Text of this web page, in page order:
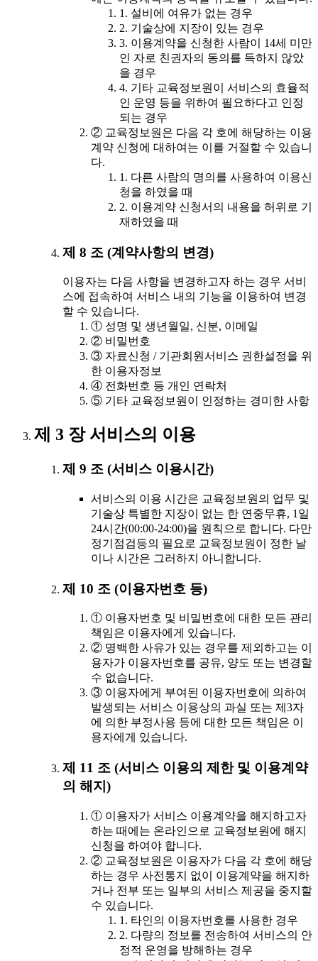
1. 설비에 여유가 없는 경우
2. 기술상에 지장이 있는 경우
3. 이용계약을 신청한 사람이 14세 미만
인 자로 친권자의 동의를 득하지 않았
을 경우
4. 기타 교육정보원이 서비스의 효율적
인 운영 등을 위하여 필요하다고 인정
되는 경우
② 교육정보원은 다음 각 호에 해당하는 이용
계약 신청에 대하여는 이를 거절할 수 있습니
다.
1. 다른 사람의 명의를 사용하여 이용신
청을 하였을 때
2. 이용계약 신청서의 내용을 허위로 기
재하였을 때
제 8 조 (계약사항의 변경)
이용자는 다음 사항을 변경하고자 하는 경우 서비
스에 접속하여 서비스 내의 기능을 이용하여 변경
할 수 있습니다.
① 성명 및 생년월일, 신분, 이메일
② 비밀번호
③ 자료신청 / 기관회원서비스 권한설정을 위
한 이용자정보
④ 전화번호 등 개인 연락처
⑤ 기타 교육정보원이 인정하는 경미한 사항
제 3 장 서비스의 이용
제 9 조 (서비스 이용시간)
서비스의 이용 시간은 교육정보원의 업무 및
기술상 특별한 지장이 없는 한 연중무휴, 1일
24시간(00:00-24:00)을 원칙으로 합니다. 다만
정기점검등의 필요로 교육정보원이 정한 날
이나 시간은 그러하지 아니합니다.
제 10 조 (이용자번호 등)
① 이용자번호 및 비밀번호에 대한 모든 관리
책임은 이용자에게 있습니다.
② 명백한 사유가 있는 경우를 제외하고는 이
용자가 이용자번호를 공유, 양도 또는 변경할
수 없습니다.
③ 이용자에게 부여된 이용자번호에 의하여
발생되는 서비스 이용상의 과실 또는 제3자
에 의한 부정사용 등에 대한 모든 책임은 이
용자에게 있습니다.
제 11 조 (서비스 이용의 제한 및 이용계약
의 해지)
① 이용자가 서비스 이용계약을 해지하고자
하는 때에는 온라인으로 교육정보원에 해지
신청을 하여야 합니다.
② 교육정보원은 이용자가 다음 각 호에 해당
하는 경우 사전통지 없이 이용계약을 해지하
거나 전부 또는 일부의 서비스 제공을 중지할
수 있습니다.
1. 타인의 이용자번호를 사용한 경우
2. 다량의 정보를 전송하여 서비스의 안
정적 운영을 방해하는 경우